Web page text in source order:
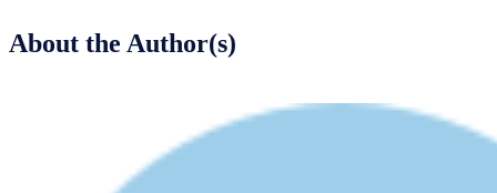
About the Author(s)